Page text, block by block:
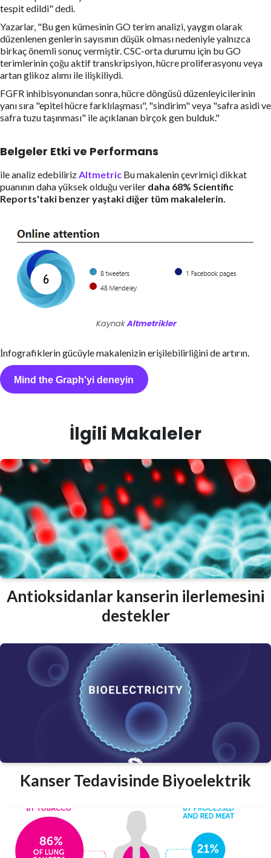
tespit edildi" dedi.
Yazarlar, "Bu gen kümesinin GO terim analizi, yaygın olarak
düzenlenen genlerin sayısının düşük olması nedeniyle yalnızca
birkaç önemli sonuç vermiştir. CSC-orta durumu için bu GO
terimlerinin çoğu aktif transkripsiyon, hücre proliferasyonu veya
artan glikoz alımı ile ilişkiliydi.
FGFR inhibisyonundan sonra, hücre döngüsü düzenleyicilerinin
yanı sıra "epitel hücre farklılaşması", "sindirim" veya "safra asidi ve
safra tuzu taşınması" ile açıklanan birçok gen bulduk."
Belgeler Etki ve Performans
ile analiz edebilirizAltmetric Bu makalenin çevrimiçi dikkat
puanının daha yüksek olduğu veriler daha 68% Scientific
Reports'taki benzer yaştaki diğer tüm makalelerin.
KaynakAltmetrikler
İnfografiklerin gücüyle makalenizin erişilebilirliğini de artırın.
Mind the Graph'yi deneyin
İlgili Makaleler
Antioksidanlar kanserin ilerlemesini
destekler
Kanser Tedavisinde Biyoelektrik